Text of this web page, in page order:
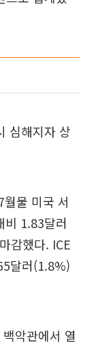
심해지자 상
물 미국 서
비 1.83달러
감했다. ICE
달러(1.8%)
악관에서 열